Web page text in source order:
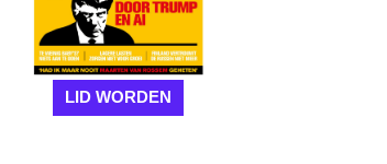
LID WORDEN